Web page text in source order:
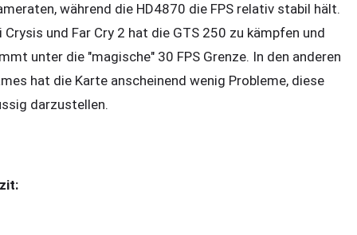
während die HD4870 die FPS relativ stabil hält.
Crysis und Far Cry 2 hat die GTS 250 zu kämpfen und
unter die "magische" 30 FPS Grenze. In den anderen
hat die Karte anscheinend wenig Probleme, diese
darzustellen.